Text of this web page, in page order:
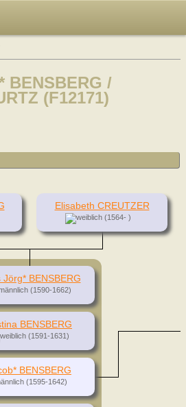
BENSBERG /
(F12171)
Elisabeth CREUTZER
(1564- )
Jörg* BENSBERG
(1590-1662)
BENSBERG
(1591-1631)
BENSBERG
(1595-1642)